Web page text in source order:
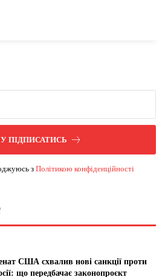
ПІДПИСАТИСЬ
з Політикою конфіденційності
США схвалив нові санкції проти
що передбачає законопроєкт